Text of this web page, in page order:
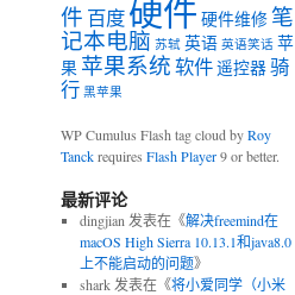
件 百度硬件硬件维修 笔
记本电脑 苏轼 英语 英语笑话 苹
果 苹果系统软件遥控器骑
行 黑苹果
WP Cumulus Flash tag cloud byRoy
Tanckrequires Flash Player9 or better.
最新评论
dingjian 发表在《解决freemind在
macOS High Sierra 10.13.1和java8.0
上不能启动的问题》
shark 发表在《将小爱同学（小米